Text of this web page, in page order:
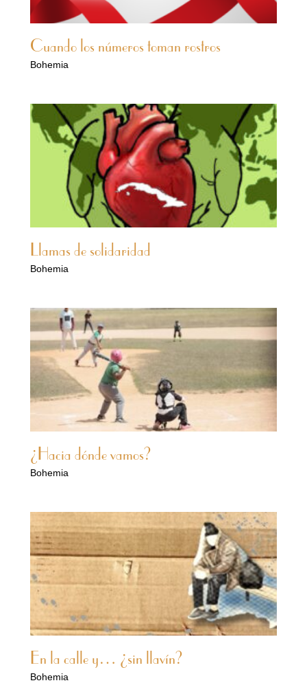
Cuando los números toman rostros
Bohemia
Llamas de solidaridad
Bohemia
¿Hacia dónde vamos?
Bohemia
En la calle y… ¿sin llavín?
Bohemia